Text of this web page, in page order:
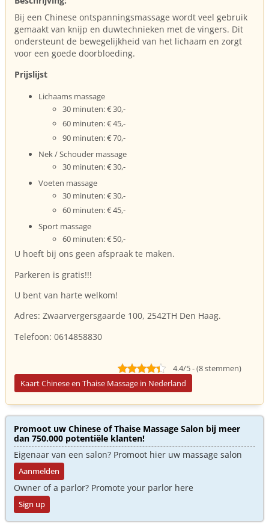
Bij een Chinese ontspanningsmassage wordt veel gebruik
gemaakt van knijp en duwtechnieken met de vingers. Dit
ondersteunt de bewegelijkheid van het lichaam en zorgt
voor een goede doorbloeding.
Prijslijst
Lichaams massage
30 minuten: € 30,-
60 minuten: € 45,-
90 minuten: € 70,-
Nek / Schouder massage
30 minuten: € 30,-
Voeten massage
30 minuten: € 30,-
60 minuten: € 45,-
Sport massage
60 minuten: € 50,-
U hoeft bij ons geen afspraak te maken.
Parkeren is gratis!!!
U bent van harte welkom!
Adres: Zwaarvergersgaarde 100, 2542TH Den Haag.
Telefoon: 0614858830
4.4/5 - (8 stemmen)
Kaart Chinese en Thaise Massage in Nederland
Promoot uw Chinese of Thaise Massage Salon bij meer
dan 750.000 potentiële klanten!
Eigenaar van een salon? Promoot hier uw massage salon
Aanmelden
Owner of a parlor? Promote your parlor here
Sign up